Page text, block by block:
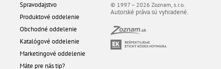
Spravodajstvo
Produktové oddelenie
Obchodné oddelenie
Katalógové oddelenie
Marketingové oddelenie
Máte pre nás tip?
© 1997 – 2026 Zoznam, s.r.o.
Autorské práva sú vyhradené.